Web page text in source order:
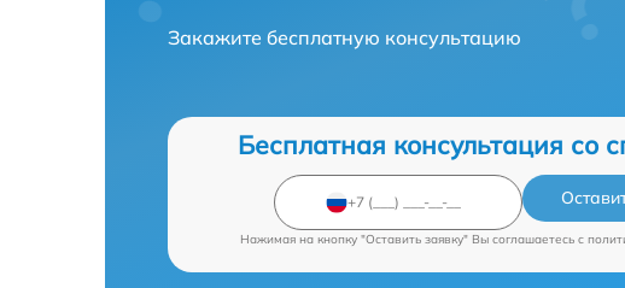
Закажите бесплатную консультацию
Бесплатная консультация со
Нажимая на кнопку "Оставить заявку" Вы соглашаетесь c